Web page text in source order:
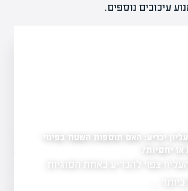
עיכובים נוספים.
יכריע: האם תוספות השטח בפינוי
או יחסיות?
צפוי להכריע באחת הסוגיות
ביותר…
לראשונה: עיריית